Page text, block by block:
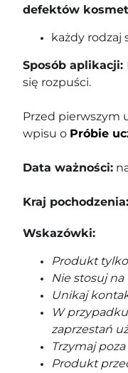
defektów
każdy rodzaj
Sposób aplikacji:
się rozpuści.
Przed pierwszym
wpisu o Próbie
Data ważności:
Kraj pochodzenia:
Wskazówki:
Produkt
Nie stosuj
Unikaj
W
zaprzestań
Trzymaj
Produkt